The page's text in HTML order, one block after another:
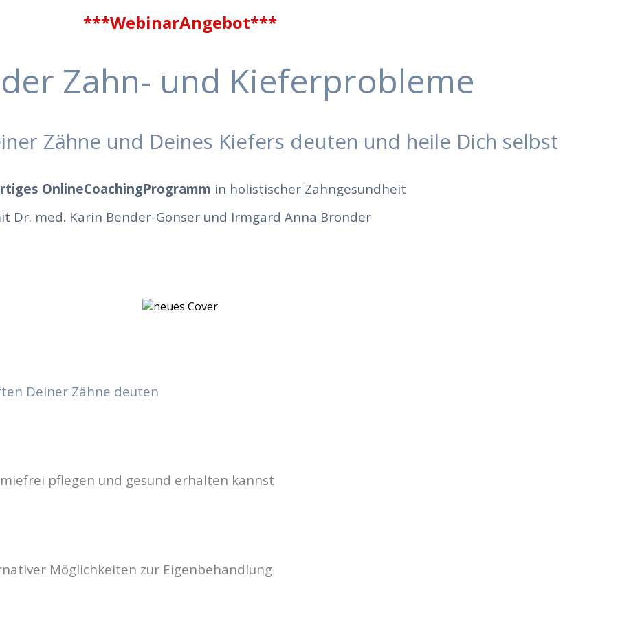
***WebinarAngebot***
Zahn- und Kieferprobleme
Zähne und Deines Kiefers deuten und heile Dich selbst
OnlineCoachingProgramm in holistischer Zahngesundheit
Dr. med. Karin Bender-Gonser und Irmgard Anna Bronder
Deiner Zähne deuten
pflegen und gesund erhalten kannst
Möglichkeiten zur Eigenbehandlung